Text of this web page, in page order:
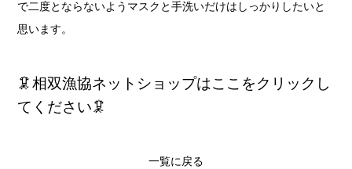
で二度とならないようマスクと手洗いだけはしっかりしたいと
思います。
🦑相双漁協ネットショップはここをクリックし
てください🦑
一覧に戻る